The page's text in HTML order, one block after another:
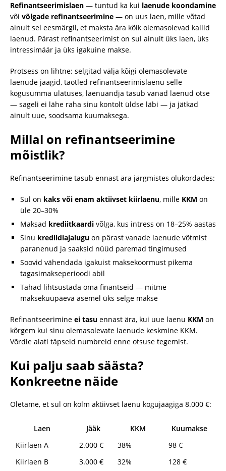
Refinantseerimislaen — tuntud ka kui laenude koondamine
või võlgade refinantseerimine — on uus laen, mille võtad
ainult sel eesmärgil, et maksta ära kõik olemasolevad kallid
laenud. Pärast refinantseerimist on sul ainult üks laen, üks
intressimäär ja üks igakuine makse.
Protsess on lihtne: selgitad välja kõigi olemasolevate
laenude jäägid, taotled refinantseerimislaenu selle
kogusumma ulatuses, laenuandja tasub vanad laenud otse
— sageli ei lähe raha sinu kontolt üldse läbi — ja jätkad
ainult uue, soodsama kuumaksega.
Millal on refinantseerimine
mõistlik?
Refinantseerimine tasub ennast ära järgmistes olukordades:
Sul on kaks või enam aktiivset kiirlaenu, mille KKM on
üle 20–30%
Maksad krediitkaardi võlga, kus intress on 18–25% aastas
Sinu krediidiajalugu on pärast vanade laenude võtmist
paranenud ja saaksid nüüd paremad tingimused
Soovid vähendada igakuist maksekoormust pikema
tagasimakseperioodi abil
Tahad lihtsustada oma finantseid — mitme
maksekuupäeva asemel üks selge makse
Refinantseerimine ei tasu ennast ära, kui uue laenu KKM on
kõrgem kui sinu olemasolevate laenude keskmine KKM.
Võrdle alati täpseid numbreid enne otsuse tegemist.
Kui palju saab säästa?
Konkreetne näide
Oletame, et sul on kolm aktiivset laenu kogujäägiga 8.000 €:
Laen Jääk KKM
Kuumakse
Kiirlaen A
2.000 € 38%
98 €
Kiirlaen B
3.000 € 32%
128 €